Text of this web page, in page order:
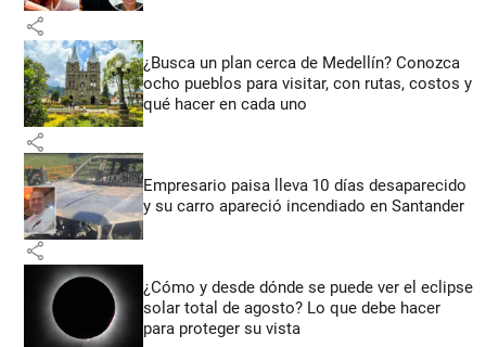
share
¿Busca un plan cerca de Medellín? Conozca
ocho pueblos para visitar, con rutas, costos y
qué hacer en cada uno
share
Empresario paisa lleva 10 días desaparecido
y su carro apareció incendiado en Santander
share
¿Cómo y desde dónde se puede ver el eclipse
solar total de agosto? Lo que debe hacer
para proteger su vista